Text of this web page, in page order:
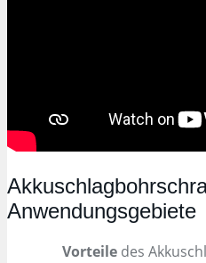
Anwendungsgebiete
Vorteiledes